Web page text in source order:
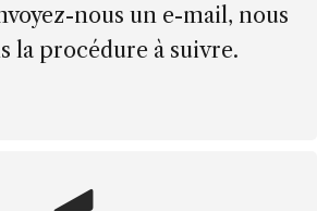
nous un e-mail, nous
la procédure à suivre.